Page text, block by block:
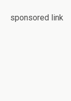
sponsored link